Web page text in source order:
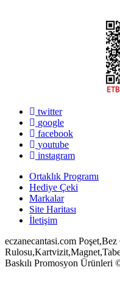
twitter
google
facebook
youtube
instagram
Ortaklık Programı
Hediye Çeki
Markalar
Site Haritası
İletişim
eczanecantasi.com
Baskılı Promosyon Ürünleri